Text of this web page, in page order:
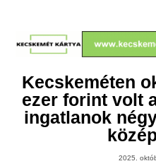
Kecskeméten
ezer forint volt
ingatlanok
2025.